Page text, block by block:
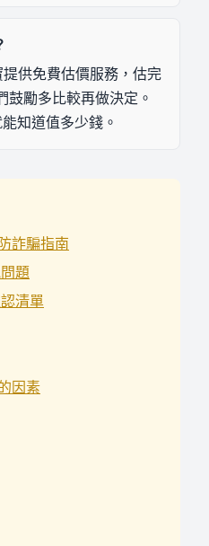
供免費估價服務，估完
鼓勵多比較再做決定。
知道值多少錢。
詐騙指南
題
清單
因素